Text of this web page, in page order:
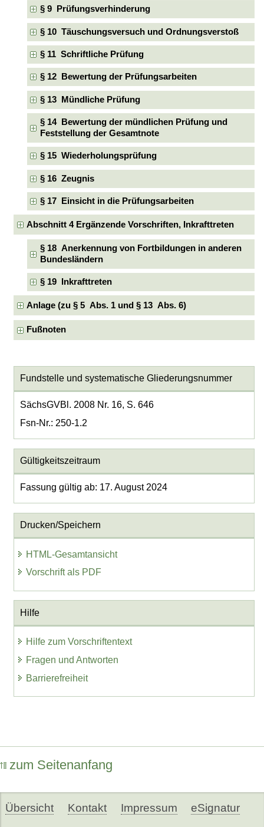
§ 9 Prüfungsverhinderung
§ 10 Täuschungsversuch und Ordnungsverstoß
§ 11 Schriftliche Prüfung
§ 12 Bewertung der Prüfungsarbeiten
§ 13 Mündliche Prüfung
§ 14 Bewertung der mündlichen Prüfung und
Feststellung der Gesamtnote
§ 15 Wiederholungsprüfung
§ 16 Zeugnis
§ 17 Einsicht in die Prüfungsarbeiten
Abschnitt 4 Ergänzende Vorschriften, Inkrafttreten
§ 18 Anerkennung von Fortbildungen in anderen
Bundesländern
§ 19 Inkrafttreten
Anlage (zu § 5 Abs. 1 und § 13 Abs. 6)
Fußnoten
Fundstelle und systematische Gliederungsnummer
SächsGVBl. 2008 Nr. 16, S. 646
Fsn-Nr.: 250-1.2
Gültigkeitszeitraum
Fassung gültig ab: 17. August 2024
Drucken/Speichern
HTML-Gesamtansicht
Vorschrift als PDF
Hilfe
Hilfe zum Vorschriftentext
Fragen und Antworten
Barrierefreiheit
zum Seitenanfang
Übersicht Kontakt Impressum eSignatur